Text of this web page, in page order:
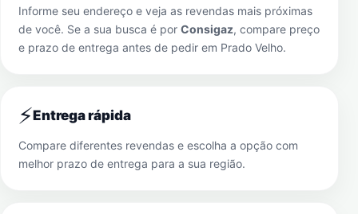
Informe seu endereço e veja as revendas mais próximas
de você. Se a sua busca é por Consigaz, compare preço
e prazo de entrega antes de pedir em Prado Velho.
⚡Entrega rápida
Compare diferentes revendas e escolha a opção com
melhor prazo de entrega para a sua região.